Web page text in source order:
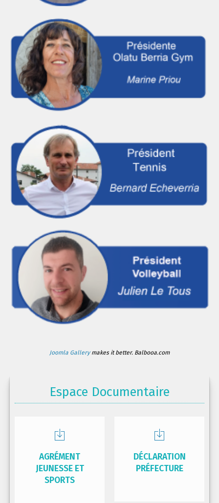
Joomla Gallerymakes it better. Balbooa.com
Espace Documentaire
AGRÉMENT
JEUNESSE ET
SPORTS
DÉCLARATION
PRÉFECTURE